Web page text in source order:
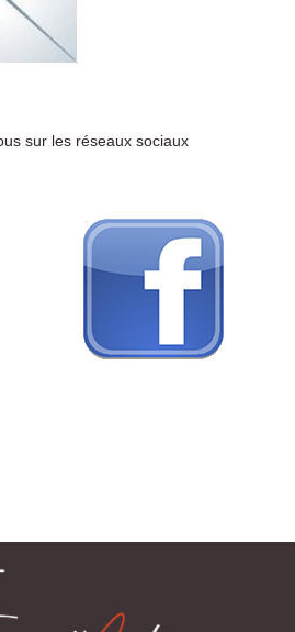
sur les réseaux sociaux